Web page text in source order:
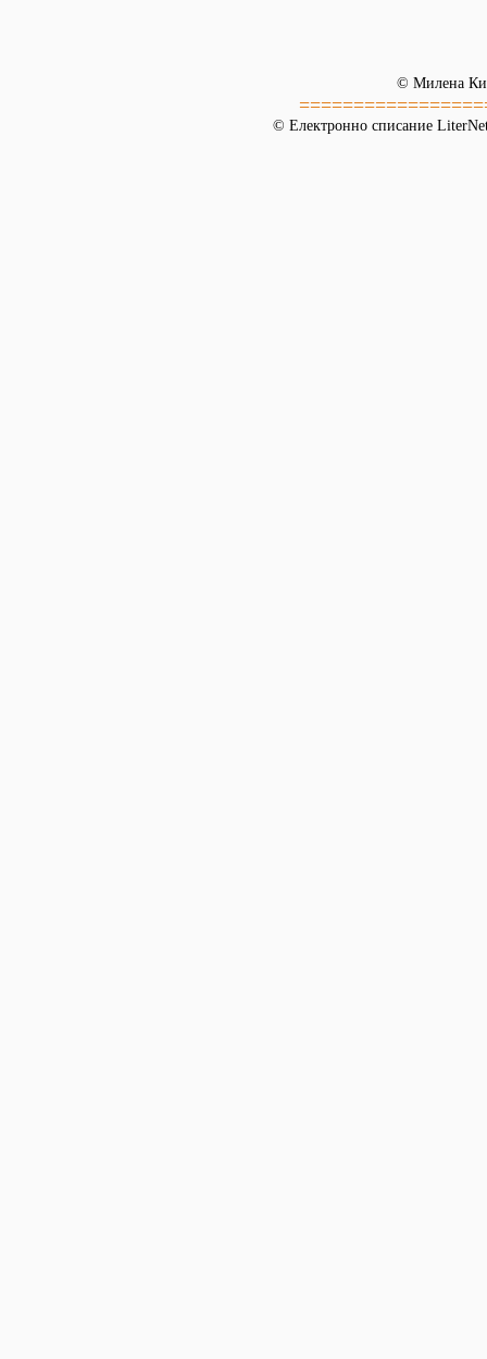
© Милена
© Електронно списание